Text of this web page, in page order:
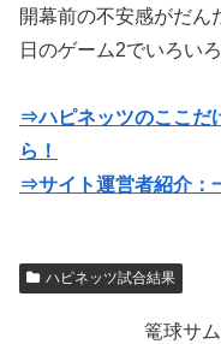
開幕前の不安感がだん
日のゲーム2でいろい
⇒ハピネッツのここだ
ら！
⇒サイト運営者紹介：
ハピネッツ試合結果
篭球サ